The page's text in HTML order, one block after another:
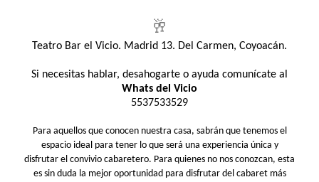
🥂
Teatro Bar el Vicio. Madrid 13. Del Carmen, Coyoacán.
Si necesitas hablar, desahogarte o ayuda comunícate al
Whats del Vicio
5537533529
Para aquellos que conocen nuestra casa, sabrán que tenemos el
espacio ideal para tener lo que será una experiencia única y
disfrutar el convivio cabaretero. Para quienes no nos conozcan, esta
es sin duda la mejor oportunidad para disfrutar del cabaret más